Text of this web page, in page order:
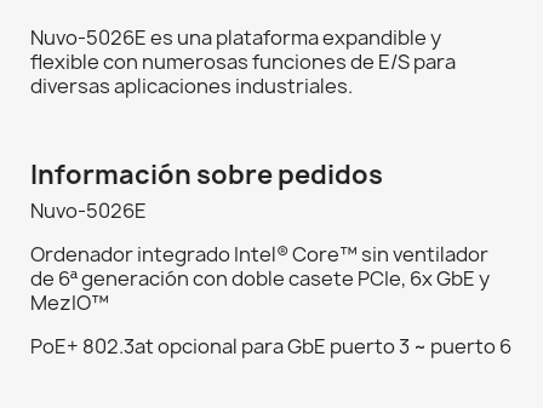
Nuvo-5026E es una plataforma expandible y
flexible con numerosas funciones de E/S para
diversas aplicaciones industriales.
Información sobre pedidos
Nuvo-5026E
Ordenador integrado Intel® Core™ sin ventilador
de 6ª generación con doble casete PCIe, 6x GbE y
MezIO™
PoE+ 802.3at opcional para GbE puerto 3 ~ puerto 6